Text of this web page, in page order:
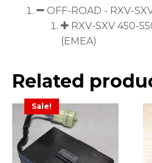
OFF-ROAD - RXV-
RXV-SXV 450-
(EMEA)
Related
Sale!